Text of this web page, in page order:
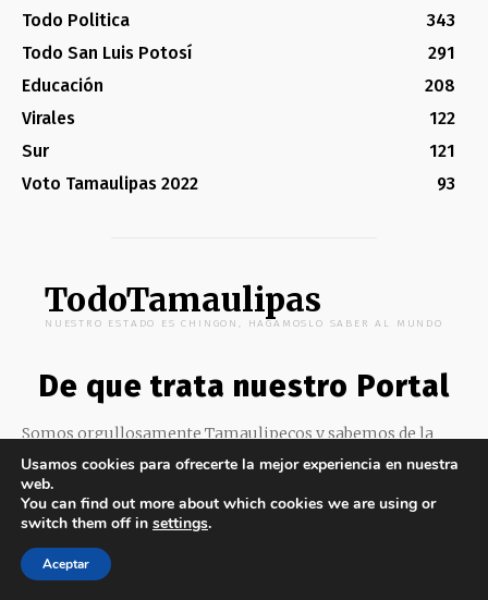
Todo Politica
343
Todo San Luis Potosí
291
Educación
208
Virales
122
Sur
121
Voto Tamaulipas 2022
93
TodoTamaulipas
NUESTRO ESTADO ES CHINGON, HAGAMOSLO SABER AL MUNDO
De que trata nuestro Portal
Somos orgullosamente Tamaulipecos y sabemos de la
riqueza que cuenta nuestro estado. Quieres conocer más
de nuestros hermoso Estado o darte a conocer con
nosotros ¡escríbenos!
Contactanos por aquí:contacto@todotamaulipas.com
Usamos cookies para ofrecerte la mejor experiencia en nuestra
web.
You can find out more about which cookies we are using or
switch them off in settings.
Aceptar